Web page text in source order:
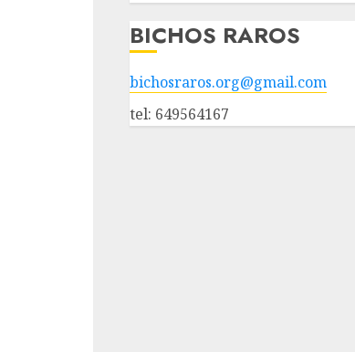
BICHOS RAROS
bichosraros.org@gmail.com
tel: 649564167